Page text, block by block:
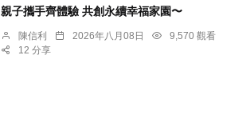
親子攜手齊體驗 共創永續幸福家園〜
陳信利 2026年八月08日
9,570 觀看
12 分享